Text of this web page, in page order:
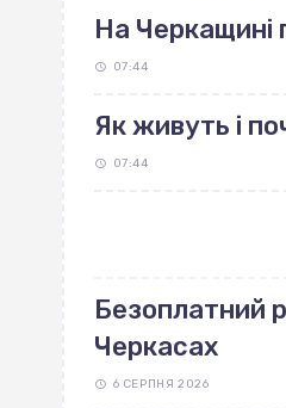
На Черкащині
07:44
Як живуть і
07:44
Безоплатний
Черкасах
6 СЕРПНЯ 2026